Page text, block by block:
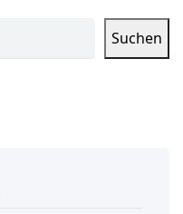
Suchen